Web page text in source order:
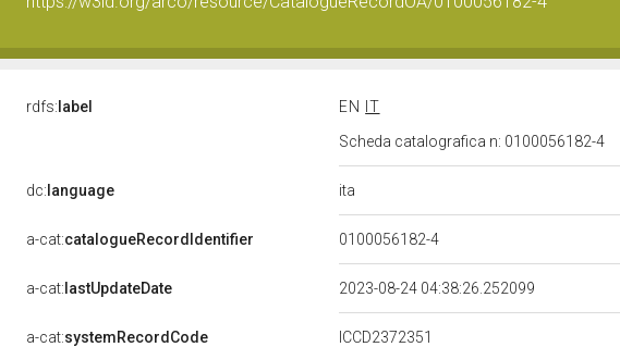
rdfs: label EN
IT
Scheda catalografica n: 0100056182-4
dc: language ita
a-cat:catalogueRecordIdentifier 0100056182-4
a-cat: lastUpdateDate 2023-08-24 04:38:26.252099
a-cat:systemRecordCode ICCD2372351